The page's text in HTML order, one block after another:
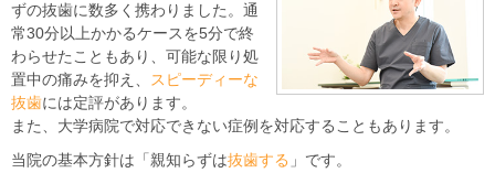
ずの抜歯に数多く携わりました。通
常30分以上かかるケースを5分で終
わらせたこともあり、可能な限り処
置中の痛みを抑え、
スピーディーな
抜歯には定評があります。
また、大学病院で対応できない症例を対応することもあります。
当院の基本方針は「親知らずは抜歯する 」です。